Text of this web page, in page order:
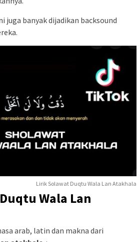
juga banyak dijadikan backsound
Lirik Solawat Duqtu Wala Lan Atakhala
Wala Lan
arab, latin dan makna dari